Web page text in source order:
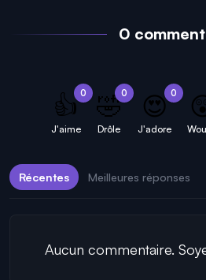
0
0
👍
J'aime
0
🤣
Drôle
0
😍
J'adore
Récentes Meilleures réponses
Aucun commentaire.